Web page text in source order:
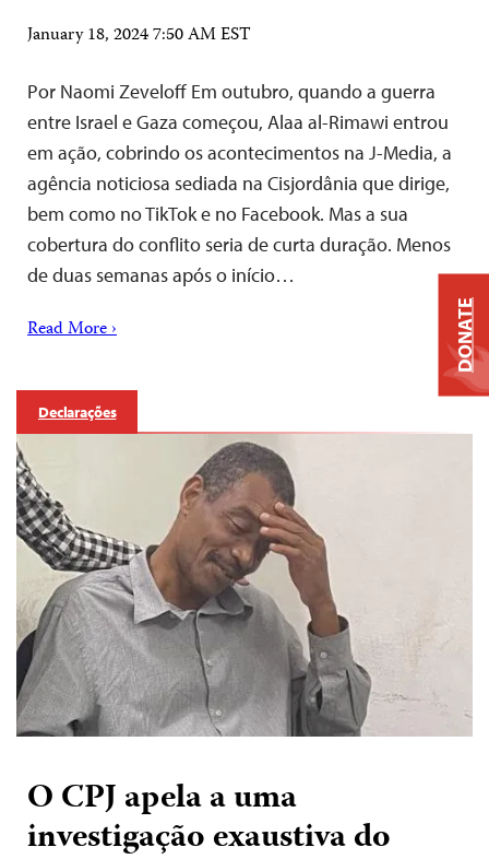
January 18, 2024 7:50 AM EST
Por Naomi Zeveloff Em outubro, quando a guerra
entre Israel e Gaza começou, Alaa al-Rimawi entrou
em ação, cobrindo os acontecimentos na J-Media, a
agência noticiosa sediada na Cisjordânia que dirige,
bem como no TikTok e no Facebook. Mas a sua
cobertura do conflito seria de curta duração. Menos
de duas semanas após o início…
Read More ›
Declarações
O CPJ apela a uma
investigação exaustiva do
DONATE